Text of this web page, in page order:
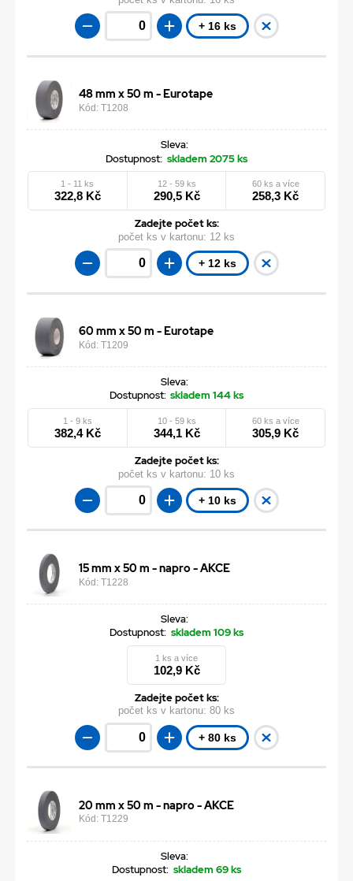
+ 16 ks
48 mm x 50 m - Eurotape
Kód: T1208
Sleva:
Dostupnost: skladem 2075 ks
1 - 11 ks
322,8 Kč
12 - 59 ks
290,5 Kč
60 ks a více
258,3 Kč
Zadejte počet ks:
počet ks v kartonu: 12 ks
+ 12 ks
60 mm x 50 m - Eurotape
Kód: T1209
Sleva:
Dostupnost: skladem 144 ks
1 - 9 ks
382,4 Kč
10 - 59 ks
344,1 Kč
60 ks a více
305,9 Kč
Zadejte počet ks:
počet ks v kartonu: 10 ks
+ 10 ks
15 mm x 50 m - napro - AKCE
Kód: T1228
Sleva:
Dostupnost: skladem 109 ks
1 ks a více
102,9 Kč
Zadejte počet ks:
počet ks v kartonu: 80 ks
+ 80 ks
20 mm x 50 m - napro - AKCE
Kód: T1229
Sleva:
Dostupnost: skladem 69 ks